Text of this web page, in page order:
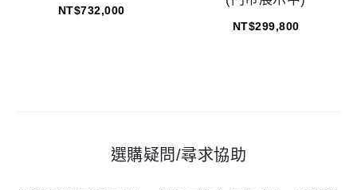
NT$732,000
NT$299,800
選購疑問/尋求協助